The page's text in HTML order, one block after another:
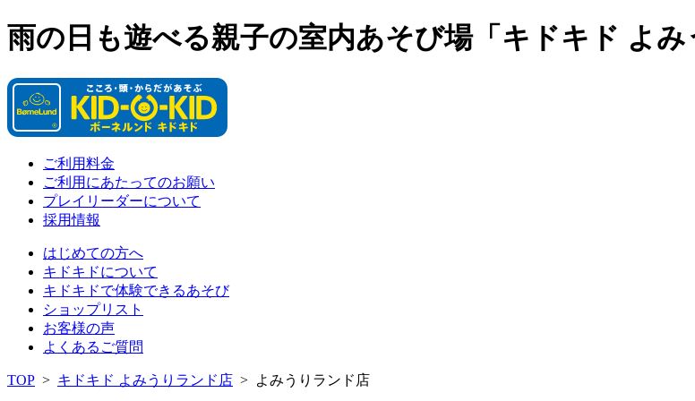
雨の日も遊べる親子の室内あそび場「キドキド よみ
ご利用料金
ご利用にあたってのお願い
プレイリーダーについて
採用情報
はじめての方へ
キドキドについて
キドキドで体験できるあそび
ショップリスト
お客様の声
よくあるご質問
TOP > キドキド よみうりランド店 > よみうりランド店